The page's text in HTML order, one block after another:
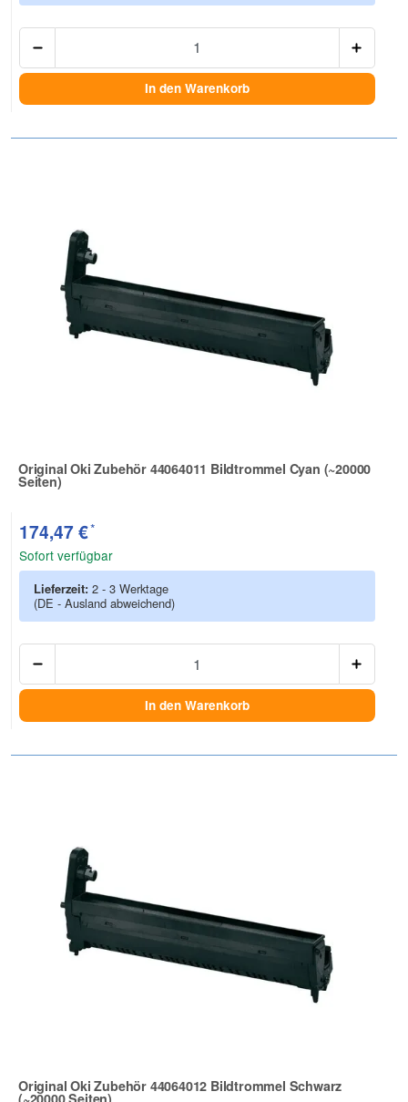
In den Warenkorb
Original Oki Zubehör 44064011 Bildtrommel Cyan (~20000
Seiten)
Zur Artikelbewertung
174,47 €*
Sofort verfügbar
Lieferzeit: 2 - 3 Werktage
(DE - Ausland abweichend)
In den Warenkorb
Original Oki Zubehör 44064012 Bildtrommel Schwarz
(~20000 Seiten)